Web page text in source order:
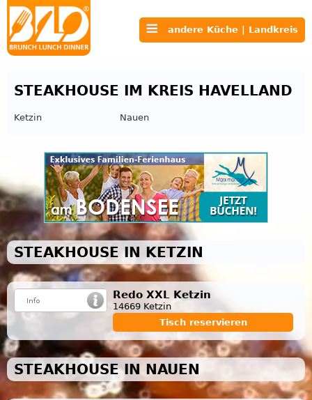
andere Küche | Landkreis
STEAKHOUSE IM KREIS HAVELLAND
Ketzin Nauen
STEAKHOUSE IN KETZIN
Redo XXL Ketzin
14669 Ketzin
Tisch reservieren
STEAKHOUSE IN NAUEN